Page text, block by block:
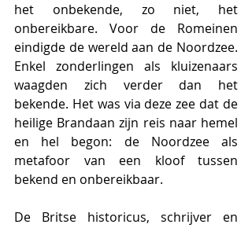
het onbekende, zo niet, het
onbereikbare. Voor de Romeinen
eindigde de wereld aan de Noordzee.
Enkel zonderlingen als kluizenaars
waagden zich verder dan het
bekende. Het was via deze zee dat de
heilige Brandaan zijn reis naar hemel
en hel begon: de Noordzee als
metafoor van een kloof tussen
bekend en onbereikbaar.
De Britse historicus, schrijver en